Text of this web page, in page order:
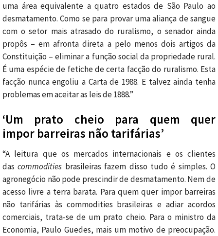
uma área equivalente a quatro estados de São Paulo ao
desmatamento. Como se para provar uma aliança de sangue
com o setor mais atrasado do ruralismo, o senador ainda
propôs – em afronta direta a pelo menos dois artigos da
Constituição – eliminar a função social da propriedade rural.
É uma espécie de fetiche de certa facção do ruralismo. Esta
facção nunca engoliu a Carta de 1988. E talvez ainda tenha
problemas em aceitar as leis de 1888.”
‘Um prato cheio para quem quer
impor barreiras não tarifárias’
“A leitura que os mercados internacionais e os clientes
dascommodities brasileiras fazem disso tudo é simples. O
agronegócio não pode prescindir de desmatamento. Nem de
acesso livre a terra barata. Para quem quer impor barreiras
não tarifárias às commodities brasileiras e adiar acordos
comerciais, trata-se de um prato cheio. Para o ministro da
Economia, Paulo Guedes, mais um motivo de preocupação.